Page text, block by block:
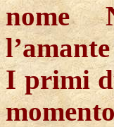
nome
I primi